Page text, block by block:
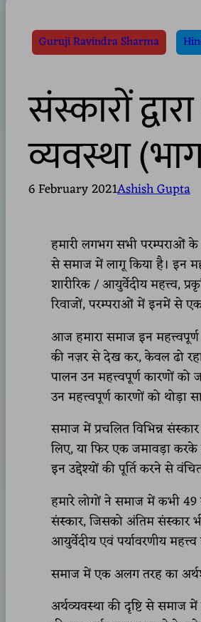
Guruji Ravindra Sharma
संस्कारों
व्यवस्था
6 February 2021Ashish Gupta
हमारी लगभग सभी परम्पराओं
से समाज में लागू किया है। इन
शारीरिक / आयुर्वेदीय महत्त्व,
रिवाजों, परम्पराओं में इनमें से
आज हमारा समाज इन
की नज़र से देख कर, केवल ढो
पालन उन महत्त्वपूर्ण कारणों
उन महत्त्वपूर्ण कारणों को थोड़ा
समाज में प्रचलित विभिन्न
लिए, या फिर एक जमावड़ा
इन उद्देश्यों की पूर्ति करने से
हमारे लोगों ने समाज में कभी 49
संस्कार, जिसको अंतिम संस्कार
आयुर्वेदीय एवं पर्यावरणीय
समाज में एक अलग तरह का
अर्थव्यवस्था की दृष्टि से समाज